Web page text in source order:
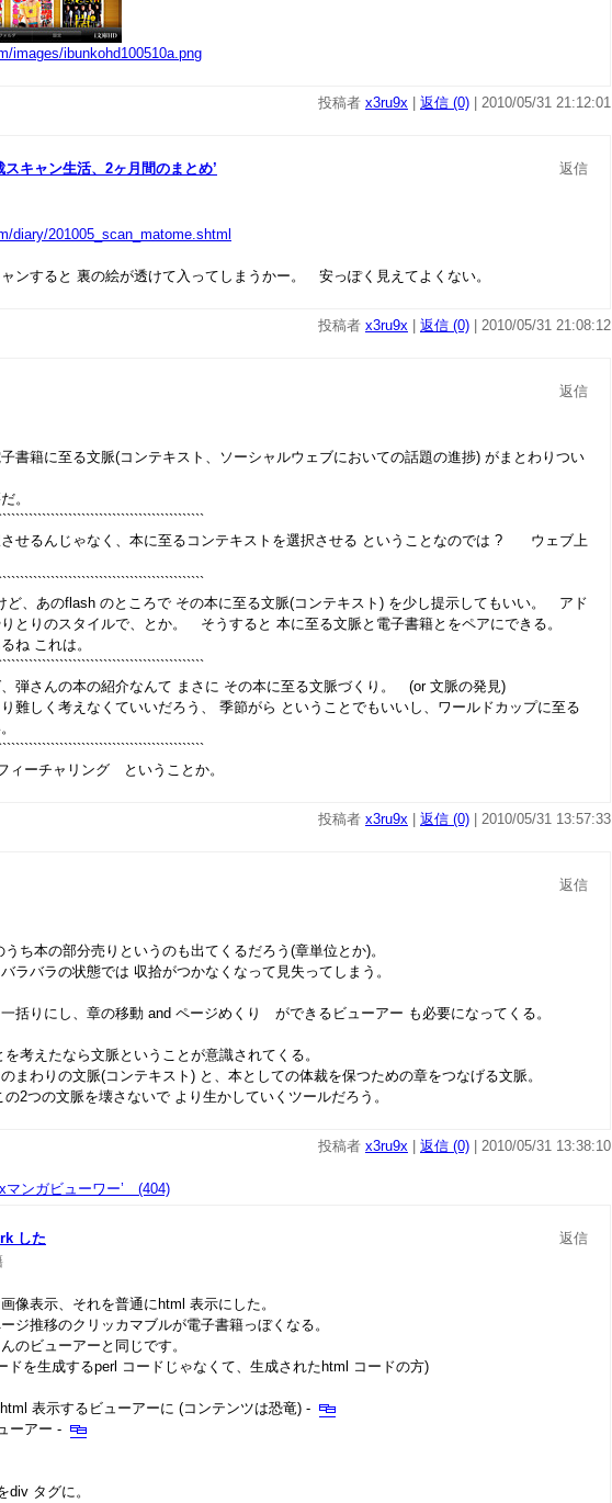
images/ibunkohd100510a.png
投稿者 x3ru9x 返信 (0) | 2010/05/31 21:12:01
キャン生活、2ヶ月間のまとめ’
返信
diary/201005_scan_matome.shtml
ンすると 裏の絵が透けて入ってしまうかー。 安っぽく見えてよくない。
投稿者 x3ru9x 返信 (0) | 2010/05/31 21:08:12
返信
書籍に至る文脈(コンテキスト、ソーシャルウェブにおいての話題の進捗) がまとわりつい
。
せるんじゃなく、本に至るコンテキストを選択させる ということなのでは ? ウェブ上
、あのflash のところで その本に至る文脈(コンテキスト) を少し提示してもいい。 アド
とりのスタイルで、とか。 そうすると 本に至る文脈と電子書籍とをペアにできる。
ね これは。
弾さんの本の紹介なんて まさに その本に至る文脈づくり。 (or 文脈の発見)
難しく考えなくていいだろう、 季節がら ということでもいいし、ワールドカップに至る
ィーチャリング ということか。
投稿者 x3ru9x 返信 (0) | 2010/05/31 13:57:33
返信
ち本の部分売りというのも出てくるだろう(章単位とか)。
ラバラの状態では 収拾がつかなくなって見失ってしまう。
括りにし、章の移動 and ページめくり ができるビューアー も必要になってくる。
考えたなら文脈ということが意識されてくる。
まわりの文脈(コンテキスト) と、本としての体裁を保つための章をつなげる文脈。
2つの文脈を壊さないで より生かしていくツールだろう。
投稿者 x3ru9x 返信 (0) | 2010/05/31 13:38:10
マンガビューワー’ (404)
した
返信
像表示、それを普通にhtml 表示にした。
ジ推移のクリッカマブルが電子書籍っぼくなる。
のビューアーと同じです。
を生成するperl コードじゃなくて、生成されたhtml コードの方)
表示するビューアーに (コンテンツは恐竜) -
ーアー -
タグに。